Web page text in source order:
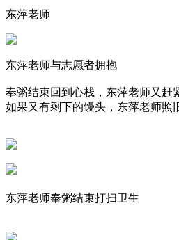
东萍老师
东萍老师与志愿者拥抱
奉粥结束回到心栈，东萍老师又赶
如果又有剩下的馒头，东萍老师
东萍老师奉粥结束打扫卫生